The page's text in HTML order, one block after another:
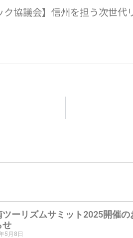
協議会】信州を担う次世代
ツーリズムサミット2025開催の
せ
5月8日